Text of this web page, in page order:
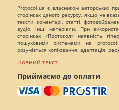
Protocol.ua є власником авторських
сторінках даного ресурсу, якщо не
тексти, коментарі, статті,
аудіо, інші матеріали. При
сторінках «Протокол» наявність
пошуковими системами на
розуміється копіювання, адаптація,
Повний текст
Приймаємо до оплати